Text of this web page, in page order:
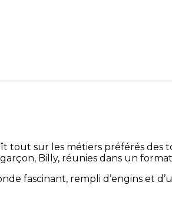
tout sur les métiers préférés des
Billy, réunies dans un
fascinant, rempli d’engins et